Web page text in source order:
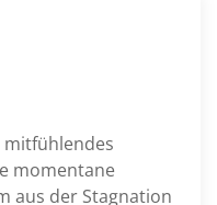
mitfühlendes
momentane
aus der Stagnation